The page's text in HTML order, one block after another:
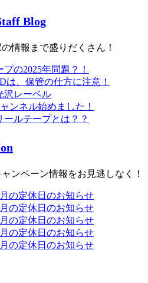
Blog
情報まで盛りだくさん！
プの2025年問題？！
は、保管の仕方に注意！
沢レーベル
ンネル始めました！
ールテープとは？？
ンペーン情報をお見逃しなく！
の定休日のお知らせ
の定休日のお知らせ
の定休日のお知らせ
の定休日のお知らせ
の定休日のお知らせ